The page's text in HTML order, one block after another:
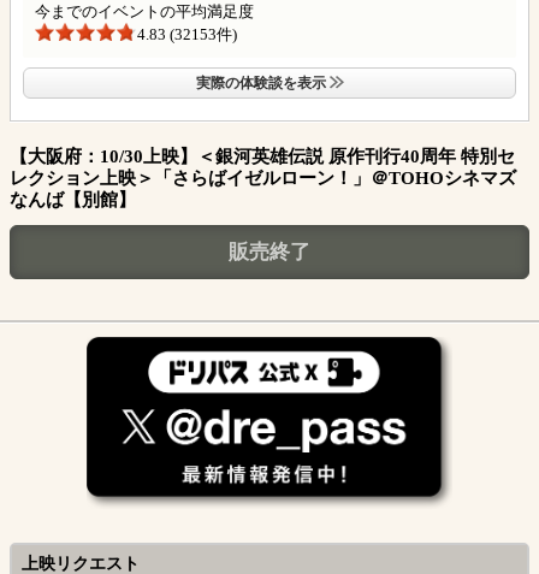
今までのイベントの平均満足度
4.83 (32153件)
実際の体験談を表示
【大阪府：10/30上映】＜銀河英雄伝説 原作刊行40周年 特別セ
レクション上映＞「さらばイゼルローン！」＠TOHOシネマズ
なんば【別館】
販売終了
上映リクエスト